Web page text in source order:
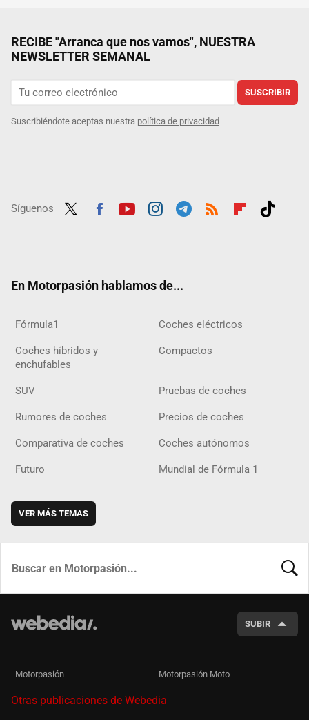
RECIBE "Arranca que nos vamos", NUESTRA
NEWSLETTER SEMANAL
SUSCRIBIR
Suscribiéndote aceptas nuestra política de privacidad
Síguenos
En Motorpasión hablamos de...
Fórmula1 Coches eléctricos
Coches híbridos y
enchufables
Compactos
SUV Pruebas de coches
Rumores de coches Precios de coches
Comparativa de coches Coches autónomos
Futuro Mundial de Fórmula 1
VER MÁS TEMAS
SUBIR
Motorpasión Motorpasión Moto
Otras publicaciones de Webedia